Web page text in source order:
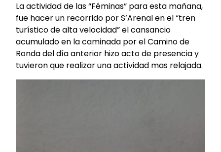
La actividad de las “Féminas” para esta mañana,
fue hacer un recorrido por S’Arenal en el “tren
turístico de alta velocidad” el cansancio
acumulado en la caminada por el Camino de
Ronda del día anterior hizo acto de presencia y
tuvieron que realizar una actividad mas relajada.